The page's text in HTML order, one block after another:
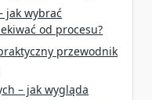
jak wybrać
od procesu?
przewodnik
– jak wygląda